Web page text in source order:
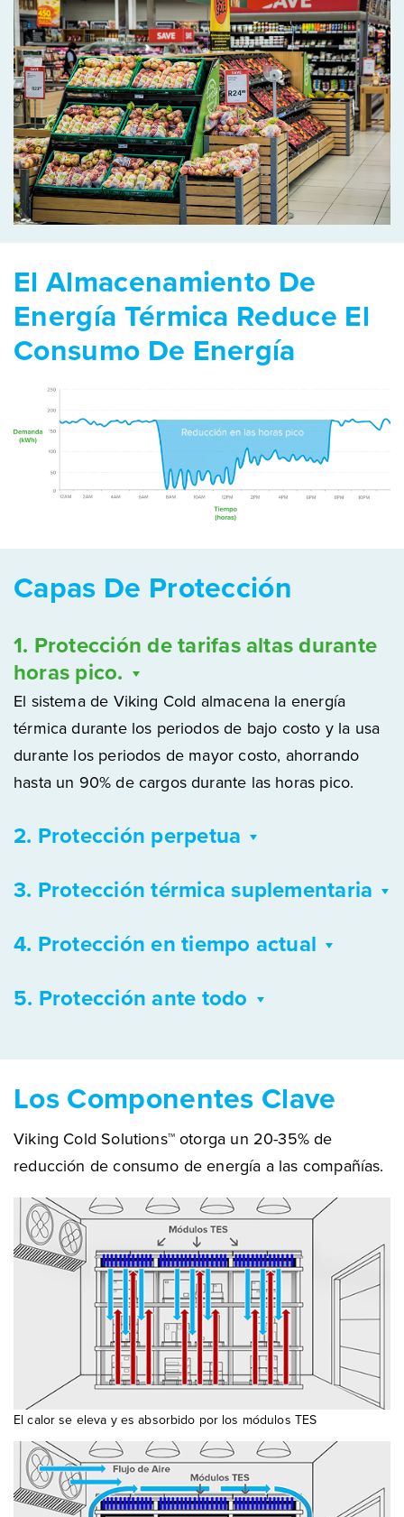
El Almacenamiento De
Energía Térmica Reduce El
Consumo De Energía
Capas De Protección
1. Protección de tarifas altas durante
horas pico.
El sistema de Viking Cold almacena la energía
térmica durante los periodos de bajo costo y la usa
durante los periodos de mayor costo, ahorrando
hasta un 90% de cargos durante las horas pico.
2. Protección perpetua
3. Protección térmica suplementaria
4. Protección en tiempo actual
5. Protección ante todo
Los Componentes Clave
Viking Cold Solutions™ otorga un 20-35% de
reducción de consumo de energía a las compañías.
El calor se eleva y es absorbido por los módulos TES